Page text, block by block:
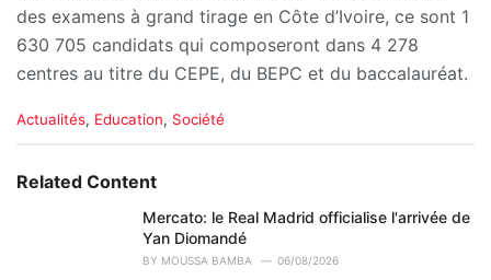
des examens à grand tirage en Côte d’Ivoire, ce sont 1
630 705 candidats qui composeront dans 4 278
centres au titre du CEPE, du BEPC et du baccalauréat.
C
e
Actualités, Education, Société
Related Content
Mercato: le Real Madrid officialise l'arrivée de
Yan Diomandé
BY MOUSSA BAMBA 06/08/2026